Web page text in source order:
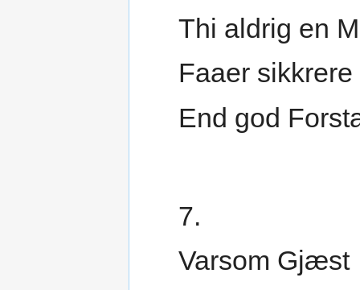
Thi aldrig en
Faaer sikkrere
End god
7.
Varsom Gjæst